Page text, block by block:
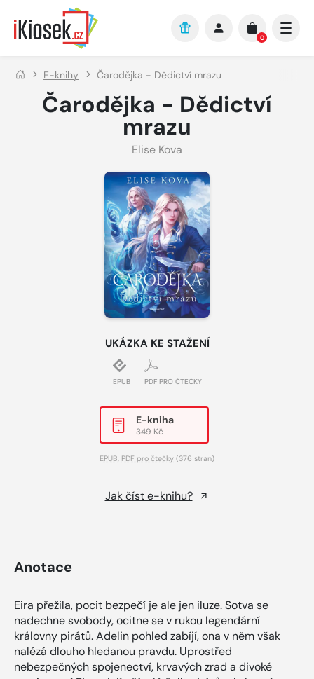
Přejít na hlavní obsah
0
E-knihy Čarodějka - Dědictví mrazu
Čarodějka - Dědictví
mrazu
Elise Kova
UKÁZKA KE STAŽENÍ
EPUB PDF PRO ČTEČKY
E-kniha
349 Kč
EPUB, PDF pro čtečky (376 stran)
Jak číst e-knihu?
Anotace
Eira přežila, pocit bezpečí je ale jen iluze. Sotva se
nadechne svobody, ocitne se v rukou legendární
královny pirátů. Adelin pohled zabíjí, ona v něm však
nalézá dlouho hledanou pravdu. Uprostřed
nebezpečných spojenectví, krvavých zrad a divoké